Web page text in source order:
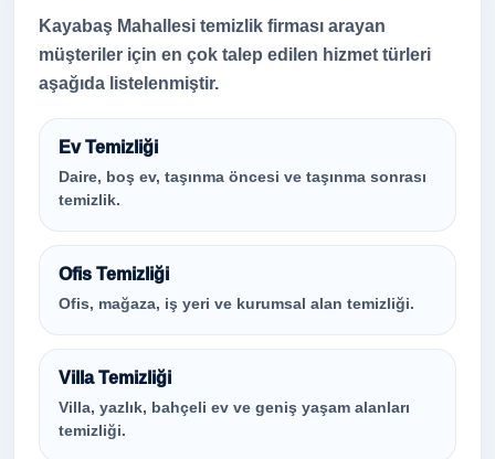
Kayabaş Mahallesi temizlik firması arayan
müşteriler için en çok talep edilen hizmet türleri
aşağıda listelenmiştir.
Ev Temizliği
Daire, boş ev, taşınma öncesi ve taşınma sonrası
temizlik.
Ofis Temizliği
Ofis, mağaza, iş yeri ve kurumsal alan temizliği.
Villa Temizliği
Villa, yazlık, bahçeli ev ve geniş yaşam alanları
temizliği.